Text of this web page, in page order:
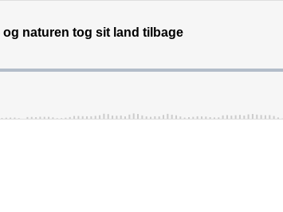
naturen tog sit land tilbage